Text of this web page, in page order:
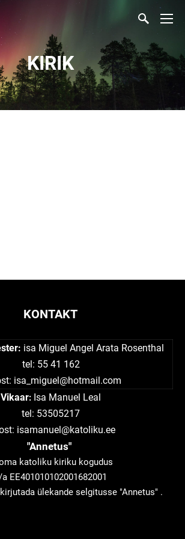
KIRIK
KONTAKT
isa Miguel Angel Arata Rosenthal
tel: 55 41 162
isa_miguel@hotmail.com
Vikaar: Isa Manuel Leal
tel: 53505217
isamanuel@katoliku.ee
"Annetus"
katoliku kiriku kogudus
EE401010102001682001
ülekande selgitusse "Annetus" .